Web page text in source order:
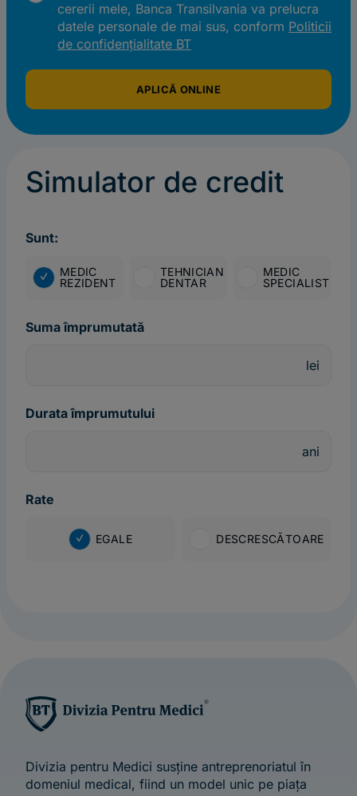
cererii mele, Banca Transilvania va prelucra
datele personale de mai sus, conform Politicii
de confidențialitate BT
APLICĂ ONLINE
Simulator de credit
Sunt:
MEDIC
REZIDENT
TEHNICIAN
DENTAR
MEDIC
SPECIALIST
Suma împrumutată
lei
Durata împrumutului
ani
Rate
EGALE DESCRESCĂTOARE
Divizia pentru Medici susține antreprenoriatul în
domeniul medical, fiind un model unic pe piața